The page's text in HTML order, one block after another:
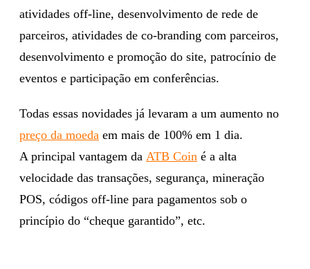
atividades off-line, desenvolvimento de rede de
parceiros, atividades de co-branding com parceiros,
desenvolvimento e promoção do site, patrocínio de
eventos e participação em conferências.
Todas essas novidades já levaram a um aumento no
preço da moeda em mais de 100% em 1 dia.
A principal vantagem da ATB Coin é a alta
velocidade das transações, segurança, mineração
POS, códigos off-line para pagamentos sob o
princípio do “cheque garantido”, etc.